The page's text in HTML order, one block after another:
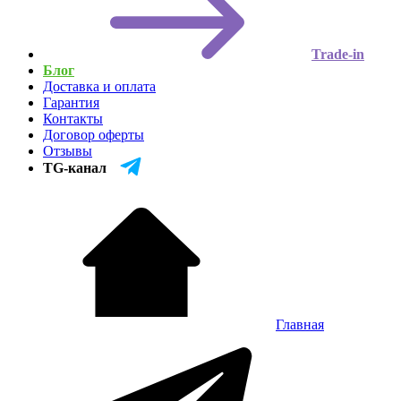
Trade-in
Блог
Доставка и оплата
Гарантия
Контакты
Договор оферты
Отзывы
TG-канал
Главная